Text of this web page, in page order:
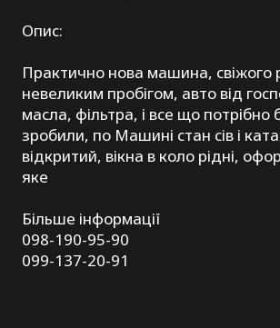
Опис:
Практично нова машина, свіжого
невеликим пробігом, авто від
масла, фільтра, і все що потрібно
зробили, по Машині стан сів і
відкритий, вікна в коло рідні,
яке
Більше інформації
098-190-95-90
099-137-20-91